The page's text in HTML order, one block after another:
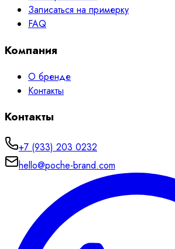
Записаться на примерку
FAQ
Компания
О бренде
Контакты
Контакты
+7 (933) 203 0232
hello@poche-brand.com